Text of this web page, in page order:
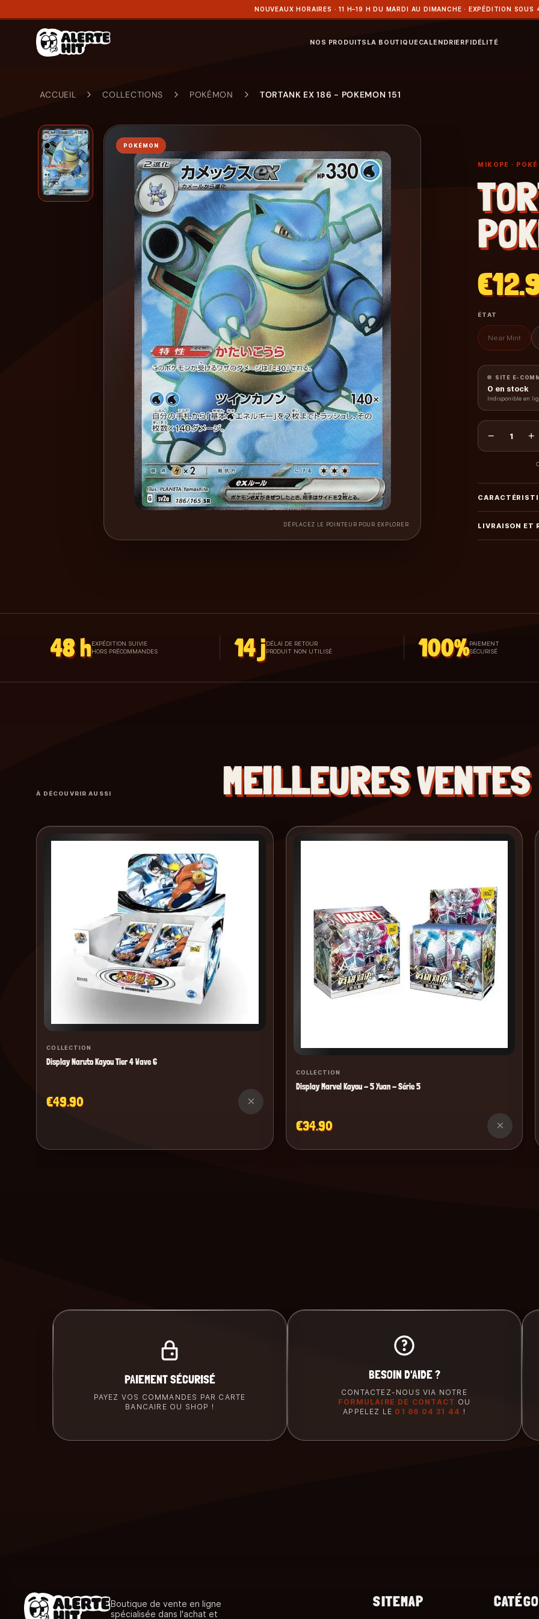
NOUVEAUX HORAIRES · 11 H–19 H DU MARDI AU DIMANCHE · EXPÉDITION SOUS
NOS PRODUITS LA BOUTIQUECALENDRIERFIDÉLITÉ
ACCUEIL COLLECTIONS POKÉMON TORTANK EX 186 - POKEMON 151
POKÉMON
DÉPLACEZ LE POINTEUR POUR EXPLORER
MIKOPE ·
ÉTAT
Near Mint
SITE E-
0 en stock
Indisponible en
− 1 +
LIVRAISON ET
48 hEXPÉDITION SUIVIE
HORS PRÉCOMMANDES
14 jDÉLAI DE RETOUR
PRODUIT NON UTILISÉ
100%PAIEMENT
SÉCURISÉ
À DÉCOUVRIR AUSSI MEILLEURES VENTES
COLLECTION
Display Naruto Kayou Tier 4 Wave 6
€49.90 ×
COLLECTION
Display Marvel Kayou - 5 Yuan - Série 5
€34.90 ×
PAIEMENT SÉCURISÉ
PAYEZ VOS COMMANDES PAR CARTE
BANCAIRE OU SHOP !
BESOIN D'AIDE ?
CONTACTEZ-NOUS VIA NOTRE
FORMULAIRE DE CONTACT OU
APPELEZ LE 01 86 04 31 44 !
Boutique de vente en ligne
spécialisée dans l'achat et
SITEMAP